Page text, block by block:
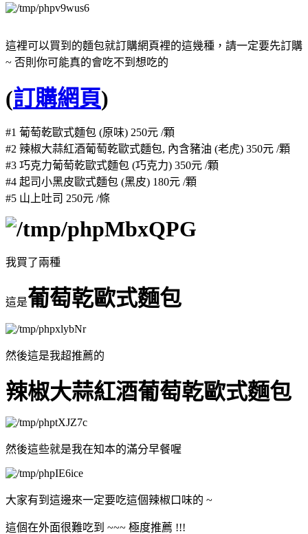
這裡可以買到的麵包就訂購網頁裡的這幾種，請一定要先訂購
~ 否則你可能真的會吃不到想吃的
(訂購網頁)
#1 葡萄乾歐式麵包 (原味) 250元 /顆
#2 辣椒大蒜紅酒葡萄乾歐式麵包, 內含豬油 (老虎) 350元 /顆
#3 巧克力葡萄乾歐式麵包 (巧克力) 350元 /顆
#4 起司小黑皮歐式麵包 (黑皮) 180元 /顆
#5 山上吐司 250元 /條
我買了兩種
這是葡萄乾歐式麵包
然後這是我超推薦的
辣椒大蒜紅酒葡萄乾歐式麵包
然後這些就是我在知本的滿分早餐喔
大家有到這邊來一定要吃這個辣椒口味的 ~
這個在外面很難吃到 ~~~ 極度推薦 !!!